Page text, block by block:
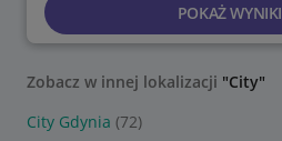
POKAŻ WYNIKI
Zobacz w innej lokalizacji "City"
City Gdynia (72)